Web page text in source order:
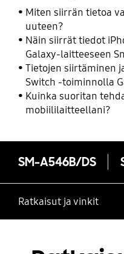
Miten siirrän tietoa
uuteen?
Näin siirrät tiedot
Galaxy-laitteeseen
Tietojen siirtäminen
Switch -toiminnolla
Kuinka suoritan
mobiililaitteellani?
SM-A546B/DS
Ratkaisut ja vinkit